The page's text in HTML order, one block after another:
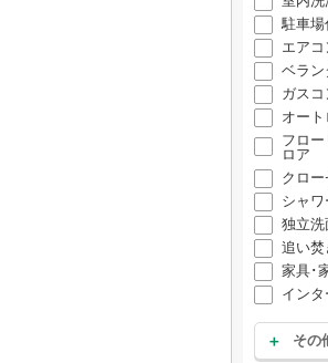
駐車場
エアコ
ベラン
ガス
オート
フロ
ロア
クロー
シャ
独立洗
追い焚
家具･
イン
その